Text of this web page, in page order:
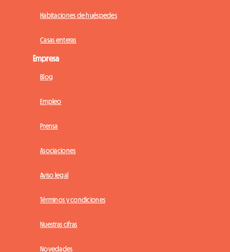
Habitaciones de huéspedes
Casas enteras
Empresa
Blog
Empleo
Prensa
Asociaciones
Aviso legal
Términos y condiciones
Nuestras cifras
Novedades